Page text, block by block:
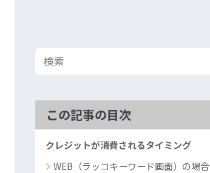
この記事の目次
クレジットが消費されるタイミング
WEB（ラッコキーワード画面）の場合